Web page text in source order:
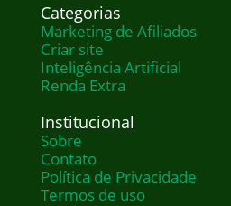
Categorias
Marketing de Afiliados
Criar site
Inteligência Artificial
Renda Extra
Institucional
Sobre
Contato
Política de Privacidade
Termos de uso